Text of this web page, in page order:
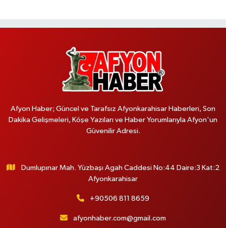
Afyon Haber; Güncel ve Tarafsız Afyonkarahisar Haberleri, Son
Dakika Gelişmeleri, Köşe Yazıları ve Haber Yorumlarıyla Afyon'un
Güvenilir Adresi.
Dumlupınar Mah. Yüzbaşı Agah Caddesi No:44 Daire:3 Kat:2
Afyonkarahisar
+90506 811 8659
afyonhaber.com@gmail.com